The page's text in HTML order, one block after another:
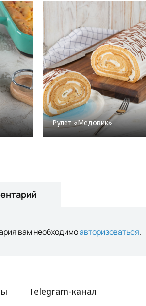
Рулет «Медовик»
вам необходимоавторизоваться.
Telegram-канал